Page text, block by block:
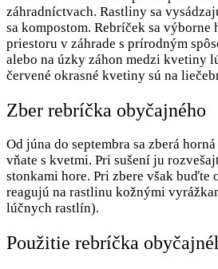
záhradníctvach. Rastliny sa
sa kompostom. Rebríček sa výborne
priestoru v záhrade s prírodným
alebo na úzky záhon medzi kvetiny
červené okrasné kvetiny sú na
Zber rebríčka obyčajného
Od júna do septembra sa zberá
vňate s kvetmi. Pri sušení ju
stonkami hore. Pri zbere však buďte
reagujú na rastlinu kožnými
lúčnych rastlín).
Použitie rebríčka